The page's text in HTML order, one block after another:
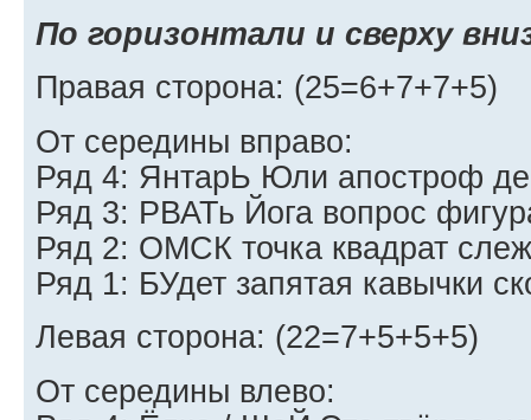
По горизонтали и сверху
Правая сторона: (25=6+7+7+5)
От середины вправо:
Ряд 4: ЯнтарЬ Юли апостроф
Ряд 3: РВАТь Йога вопрос
Ряд 2: ОМСК точка квадрат
Ряд 1: БУдет запятая кавычки
Левая сторона: (22=7+5+5+5)
От середины влево: